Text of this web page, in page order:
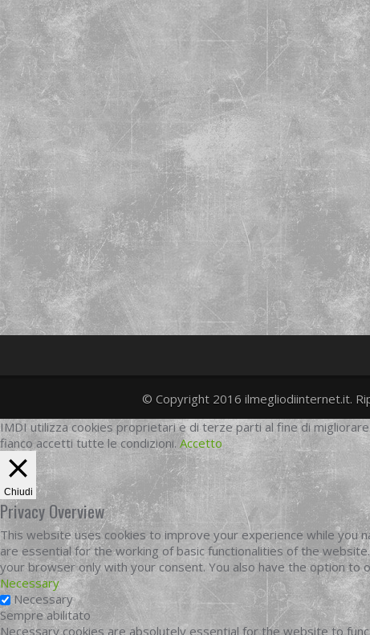
© Copyright 2016 ilmegliodiinternet.it.
IMDI utilizza cookies proprietari e di terze parti al fine di
fianco accetti tutte le condizioni. Accetto
Chiudi
Privacy Overview
This website uses cookies to improve your experience while
are essential for the working of basic functionalities of the
your browser only with your consent. You also have the option
Necessary
Necessary
Sempre abilitato
Necessary cookies are absolutely essential for the website to